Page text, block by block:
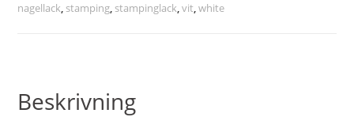
nagellack, stamping, stampinglack,vit,white
Beskrivning